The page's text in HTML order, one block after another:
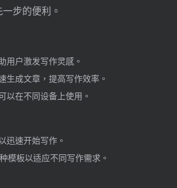
步的便利。
用户激发写作灵感。
生成文章，提高写作效率。
以在不同设备上使用。
迅速开始写作。
模板以适应不同写作需求。